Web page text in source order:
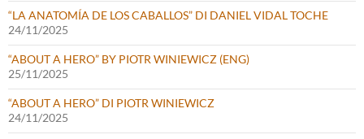
“LA ANATOMÍA DE LOS CABALLOS” DI DANIEL VIDAL TOCHE
24/11/2025
“ABOUT A HERO” BY PIOTR WINIEWICZ (ENG)
25/11/2025
“ABOUT A HERO” DI PIOTR WINIEWICZ
24/11/2025